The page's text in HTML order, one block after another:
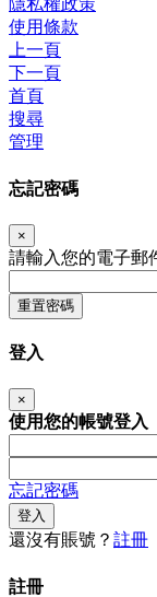
隱私權政策
使用條款
上一頁
下一頁
首頁
搜尋
管理
忘記密碼
×
請輸入您的電子郵
重置密碼
登入
×
使用您的帳號登入
忘記密碼
登入
還沒有賬號？ 註冊
註冊